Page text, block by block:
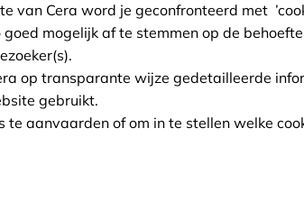
17 oktober 2017
Op vijf jaar tijd alle
basisscholen aan het
en Phaedra Laermans.
Waarom en vooral hoe
staken samen met
Drie maanden later
van Cera word je geconfronteerd met
mogelijk af te stemmen op de
op transparante wijze gedetailleerde
gebruikt.
te aanvaarden of om in te stellen welke